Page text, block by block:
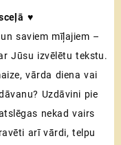
♥
saviem mīļajiem –
Jūsu izvēlētu tekstu.
vārda diena vai
Uzdāvini pie
nekad vairs
arī vārdi, telpu